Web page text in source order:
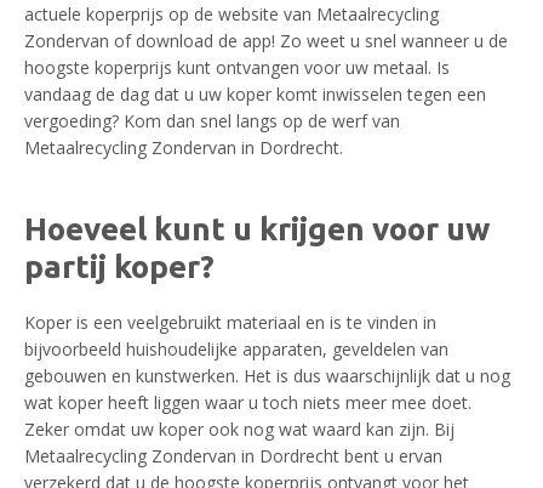
actuele koperprijs op de website van Metaalrecycling
Zondervan of download de app! Zo weet u snel wanneer u de
hoogste koperprijs kunt ontvangen voor uw metaal. Is
vandaag de dag dat u uw koper komt inwisselen tegen een
vergoeding? Kom dan snel langs op de werf van
Metaalrecycling Zondervan in Dordrecht.
Hoeveel kunt u krijgen voor uw
partij koper?
Koper is een veelgebruikt materiaal en is te vinden in
bijvoorbeeld huishoudelijke apparaten, geveldelen van
gebouwen en kunstwerken. Het is dus waarschijnlijk dat u nog
wat koper heeft liggen waar u toch niets meer mee doet.
Zeker omdat uw koper ook nog wat waard kan zijn. Bij
Metaalrecycling Zondervan in Dordrecht bent u ervan
verzekerd dat u de hoogste koperprijs ontvangt voor het